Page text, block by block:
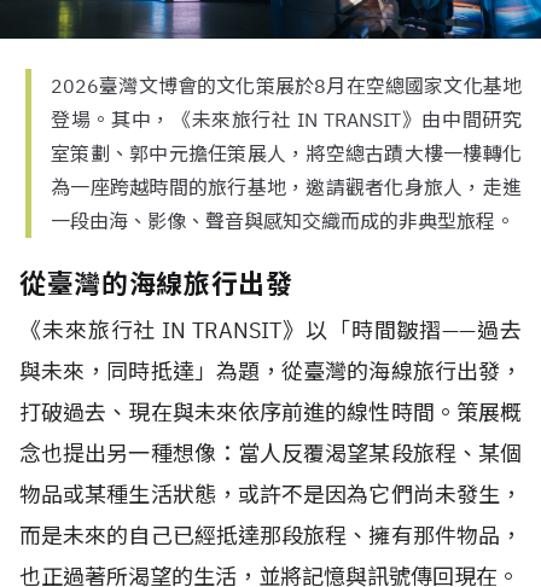
2026臺灣文博會的文化策展於8月在空總國家文化基地
登場。其中，《未來旅行社 IN TRANSIT》由中間研究
室策劃、郭中元擔任策展人，將空總古蹟大樓一樓轉化
為一座跨越時間的旅行基地，邀請觀者化身旅人，走進
一段由海、影像、聲音與感知交織而成的非典型旅程。
從臺灣的海線旅行出發
《未來旅行社 IN TRANSIT》以「時間皺摺——過去
與未來，同時抵達」為題，從臺灣的海線旅行出發，
打破過去、現在與未來依序前進的線性時間。策展概
念也提出另一種想像：當人反覆渴望某段旅程、某個
物品或某種生活狀態，或許不是因為它們尚未發生，
而是未來的自己已經抵達那段旅程、擁有那件物品，
也正過著所渴望的生活，並將記憶與訊號傳回現在。